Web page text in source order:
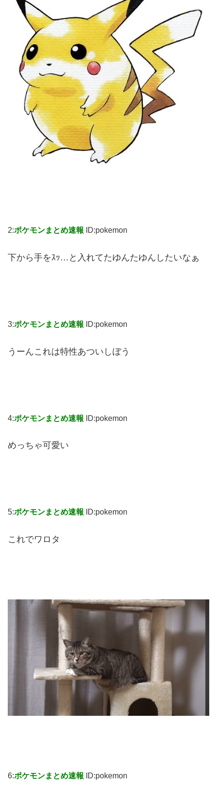
2:ポケモンまとめ速報 ID:pokemon
下から手をｽｯ…と入れてたゆんたゆんしたいなぁ
3:ポケモンまとめ速報 ID:pokemon
うーんこれは特性あついしぼう
4:ポケモンまとめ速報 ID:pokemon
めっちゃ可愛い
5:ポケモンまとめ速報 ID:pokemon
これでワロタ
6:ポケモンまとめ速報 ID:pokemon